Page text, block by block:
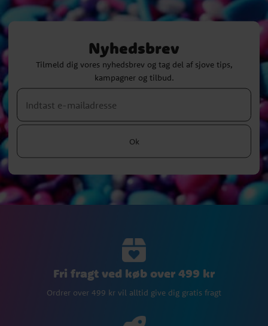
Nyhedsbrev
Tilmeld dig vores nyhedsbrev og tag del af sjove tips,
kampagner og tilbud.
Ok
Fri fragt ved køb over 499 kr
Ordrer over 499 kr vil alltid give dig gratis fragt